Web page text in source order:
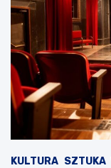
KULTURA SZTUKA